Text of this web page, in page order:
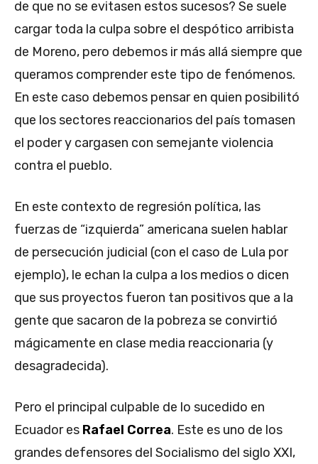
de que no se evitasen estos sucesos? Se suele
cargar toda la culpa sobre el despótico arribista
de Moreno, pero debemos ir más allá siempre que
queramos comprender este tipo de fenómenos.
En este caso debemos pensar en quien posibilitó
que los sectores reaccionarios del país tomasen
el poder y cargasen con semejante violencia
contra el pueblo.
En este contexto de regresión política, las
fuerzas de “izquierda” americana suelen hablar
de persecución judicial (con el caso de Lula por
ejemplo), le echan la culpa a los medios o dicen
que sus proyectos fueron tan positivos que a la
gente que sacaron de la pobreza se convirtió
mágicamente en clase media reaccionaria (y
desagradecida).
Pero el principal culpable de lo sucedido en
Ecuador es Rafael Correa. Este es uno de los
grandes defensores del Socialismo del siglo XXI,